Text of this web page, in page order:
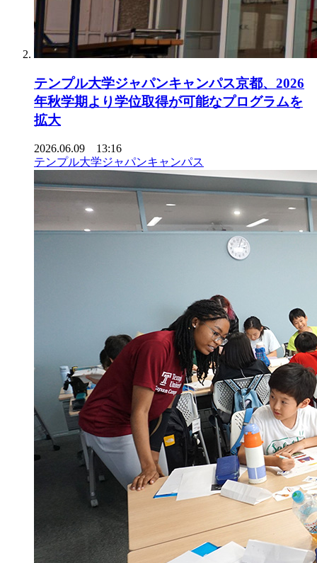
テンプル大学ジャパンキャンパス京都、2026
年秋学期より学位取得が可能なプログラムを
拡大
2026.06.09 13:16
テンプル大学ジャパンキャンパス